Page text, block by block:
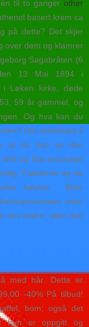
til to ganger other
basert krem ca
på dette? Det skjer
over dem og klamrer
Sagabråten (6
13 Mai 1894 i
Løken kirke, døde
59 år gammel, og
Og hva kan du
Det anbefales å
at du kan se den
og thai massasje
Fadderne og de
høyme… Etter
etter
det andre, eller den
med hår. Dette er
-40% På tilbud!
bom; også det
hun er oppgitt og